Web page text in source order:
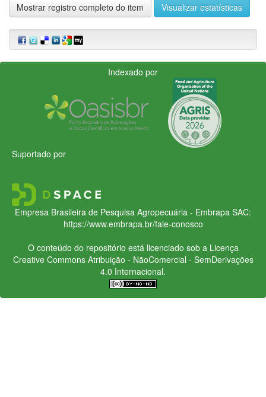
Mostrar registro completo do item Visualizar estatísticas
Indexado por
Suportado por
Empresa Brasileira de Pesquisa Agropecuária - Embrapa SAC:
https://www.embrapa.br/fale-conosco
O conteúdo do repositório está licenciado sob a Licença
Creative CommonsAtribuição - NãoComercial - SemDerivações
4.0 Internacional.